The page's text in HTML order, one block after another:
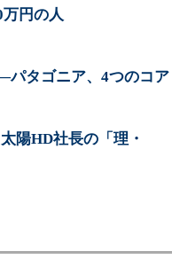
円の人
パタゴニア、4つのコア
陽HD社長の「理・